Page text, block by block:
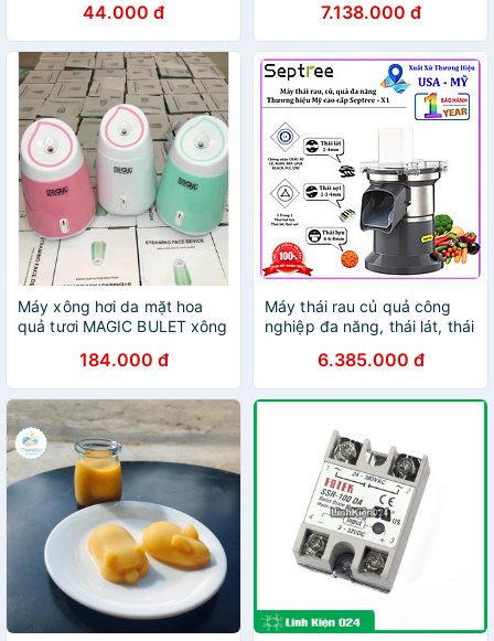
44.000 đ
cấp Septree - GJ817. Hàng
chính hãng
7.138.000 đ
Máy xông hơi da mặt hoa
quả tươi MAGIC BULET xông
dầu mini chăm sóc làn da
184.000 đ
Máy thái rau củ quả công
nghiệp đa năng, thái lát, thái
Mỹ cao cấp Septree - X1 -
HÀNG CHÍNH HÃNG
6.385.000 đ